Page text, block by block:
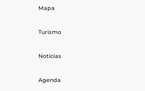
Mapa
Turismo
Notícias
Agenda